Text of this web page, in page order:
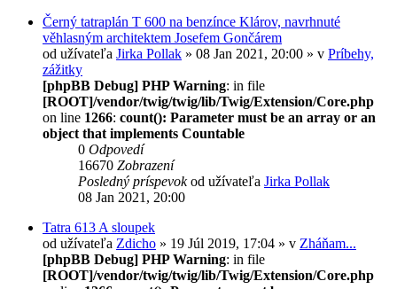
Černý tatraplán T 600 na benzínce Klárov, navrhnuté
věhlasným architektem Josefem Gončárem
od užívateľa Jirka Pollak » 08 Jan 2021, 20:00 » v Príbehy,
zážitky
[phpBB Debug] PHP Warning: in file
[ROOT]/vendor/twig/twig/lib/Twig/Extension/Core.php
on line 1266: count(): Parameter must be an array or an
object that implements Countable
0 Odpovedí
16670 Zobrazení
Posledný príspevokod užívateľa Jirka Pollak
08 Jan 2021, 20:00
Tatra 613 A sloupek
od užívateľa Zdicho » 19 Júl 2019, 17:04 » v Zháňam...
[phpBB Debug] PHP Warning: in file
[ROOT]/vendor/twig/twig/lib/Twig/Extension/Core.php